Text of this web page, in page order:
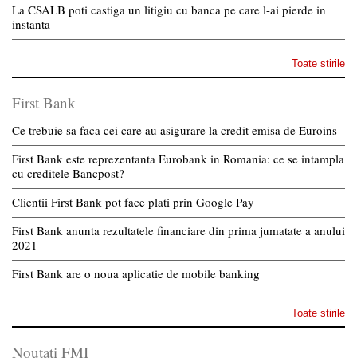
La CSALB poti castiga un litigiu cu banca pe care l-ai pierde in
instanta
Toate stirile
First Bank
Ce trebuie sa faca cei care au asigurare la credit emisa de Euroins
First Bank este reprezentanta Eurobank in Romania: ce se intampla
cu creditele Bancpost?
Clientii First Bank pot face plati prin Google Pay
First Bank anunta rezultatele financiare din prima jumatate a anului
2021
First Bank are o noua aplicatie de mobile banking
Toate stirile
Noutati FMI